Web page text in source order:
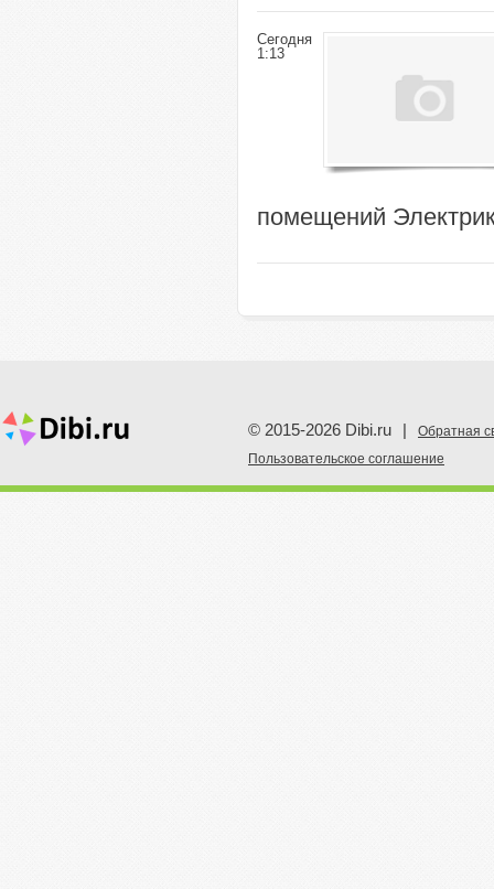
Сегодня
1:13
помещений
© 2015-2026 Dibi.ru
Обратная
Пoльзовательское соглашение